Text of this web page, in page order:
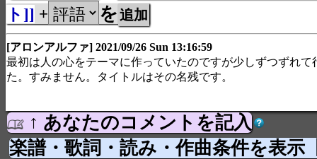
ト]] + を
[アロンアルファ] 2021/09/26 Sun 13:16:59
最初は人の心をテーマに作っていたのですが少しずつずれて
た。すみません。タイトルはその名残です。
↑ あなたのコメントを記入
楽譜・歌詞・読み・作曲条件を表示